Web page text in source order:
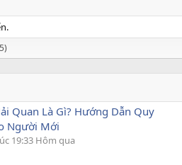
Quan Là Gì? Hướng Dẫn Quy
Người Mới
19:33 Hôm qua